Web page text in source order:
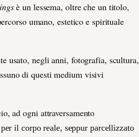
è un lessema, oltre che un titolo,
umano, estetico e spirituale
usato, negli anni, fotografia, scultura,
di questi medium visivi
ad ogni attraversamento
il corpo reale, seppur parcellizzato